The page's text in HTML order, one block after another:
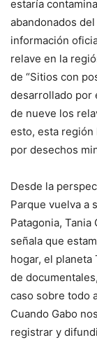
estaría
abandonados
información
relave en la
de “Sitios con
desarrollado por
de nueve los
esto, esta región
por desechos
Desde la
Parque vuelva a
Patagonia,
señala que
hogar, el
de
caso sobre todo
Cuando Gabo
registrar y